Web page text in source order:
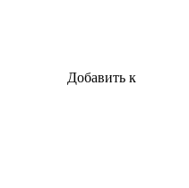
Добавить к